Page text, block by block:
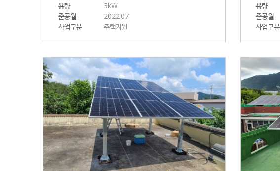
용량
3kW
준공월
2022.07
사업구분
주택지원
용량
준공월
사업구분